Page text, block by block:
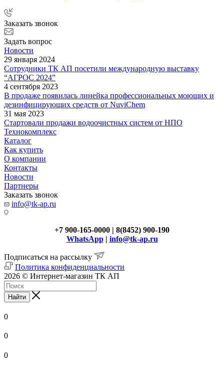
Заказать звонок
Задать вопрос
Новости
29 января 2024
Сотрудники ТК АП посетили международную выставку
“АГРОС 2024”
4 сентября 2023
В продаже появилась линейка профессиональных моющих и
дезинфицирующих средств от NuviChem
31 мая 2023
Стартовали продажи водоочистных систем от НПО
Технокомплекс
Каталог
Как купить
О компании
Контакты
Новости
Партнеры
Заказать звонок
info@tk-ap.ru
+7 900-165-0000 | 8(8452) 900-190
WhatsApp| info@tk-ap.ru
Подписаться на рассылку
Политика конфиденциальности
2026 © Интернет-магазин ТК АП
Найти
0
0
0